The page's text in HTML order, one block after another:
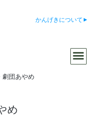
かんげきについて
劇団あやめ
め